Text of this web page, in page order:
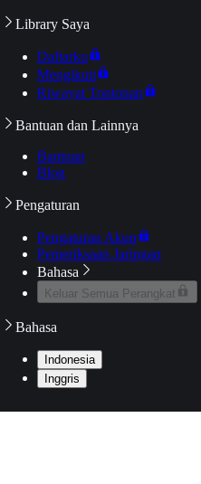
Library Saya
Daftarku
Mengikuti
Riwayat Tontonan
Bantuan dan Lainnya
Bantuan
Blog
Pengaturan
Pengaturan Akun
Pemeriksaan Jaringan
Bahasa
Keluar Semua Perangkat
Bahasa
Indonesia
Inggris